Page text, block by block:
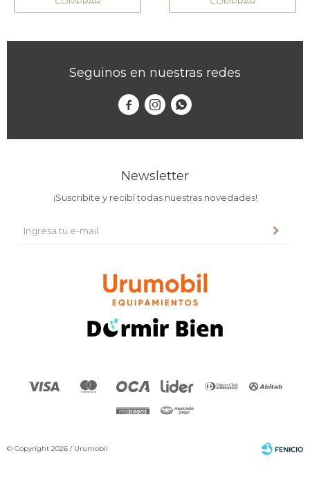
Seguinos en nuestras redes
  
Newsletter
¡Suscribite y recibí todas nuestras novedades!
© Copyright 2026 / Urumobil